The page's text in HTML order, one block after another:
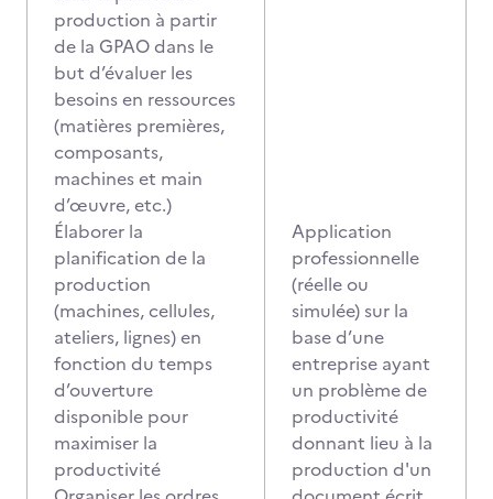
production à partir
de la GPAO dans le
but d’évaluer les
besoins en ressources
(matières premières,
composants,
machines et main
d’œuvre, etc.)
Élaborer la
planification de la
production
(machines, cellules,
ateliers, lignes) en
fonction du temps
d’ouverture
disponible pour
maximiser la
productivité
Application
professionnelle
(réelle ou
simulée) sur la
base d’une
entreprise ayant
un problème de
productivité
donnant lieu à la
production d'un